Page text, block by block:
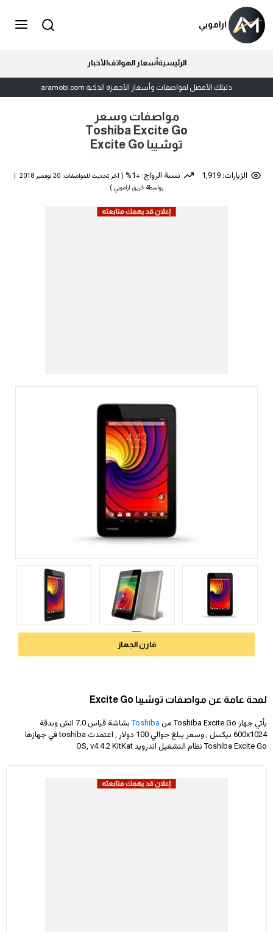
اراموبي
الرئيسيةأسعار الهواتفالأخبار
دليلك الأفضل لمواصفات وأسعار الأجهزة الذكية aramobi.com
مواصفات وسعر
Toshiba Excite Go
توشيبا Excite Go
الزيارات: 1,919 نسبة الرواج: +1%
( آخر تحديث للمواصفات: 20 نوفمبر 2018 |
بواسطة فريق اراموبي)
قارن الجهاز
لمحة عامة عن مواصفات توشيبا Excite Go
يأتي جهاز Toshiba Excite Go من Toshibaبشاشة قياس 7.0 انش وبدقة
600x1024 بيكسل , وسعر يبلغ حوالي 100 دولار
, اعتمدت toshiba في جهازها
Toshiba Excite Go نظام التشغيل اندرويد OS, v4.4.2 KitKat